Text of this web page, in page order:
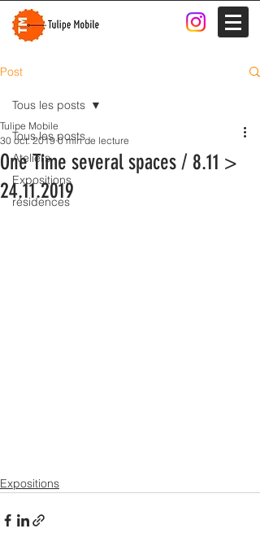
Post
Tous les posts
Ateliers
Expositions
résidences
Tous les posts
One Time several spaces / 8.11 >
24.11.2019
Tulipe Mobile
30 oct. 2019 0 min de lecture
Expositions